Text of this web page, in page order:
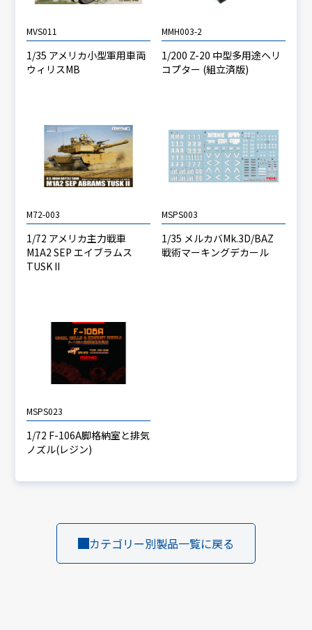
MVS011
1/35 アメリカ小型軍用車両
ウィリスMB
MMH003-2
1/200 Z-20 中型多用途ヘリ
コプター (組立済版)
M72-003
1/72 アメリカ主力戦車
M1A2 SEP エイブラムス
TUSK II
MSPS003
1/35 メルカバMk.3D/BAZ
戦術マーキングデカール
MSPS023
1/72 F-106A脚格納室と排気
ノズル(レジン)
カテゴリー別製品一覧に戻る